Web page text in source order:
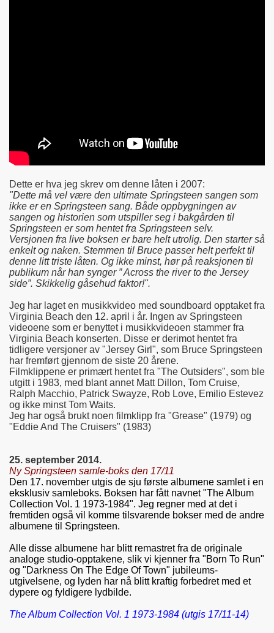
Dette er hva jeg skrev om denne låten i 2007:
"Dette må vel være den ultimate Springsteen sangen som
ikke er en Springsteen sang. Både oppbygningen av
sangen og historien som utspiller seg i bakgården til
Springsteen er som hentet fra Springsteen selv.
Versjonen fra live boksen er bare helt utrolig. Den starter så
enkelt og naken. Stemmen til Bruce passer helt perfekt til
denne litt triste låten. Og ikke minst, hør på reaksjonen til
publikum når han synger ” Across the river to the Jersey
side”. Skikkelig gåsehud faktor!".
Jeg har laget en musikkvideo med soundboard opptaket fra
Virginia Beach den 12. april i år. Ingen av Springsteen
videoene som er benyttet i musikkvideoen stammer fra
Virginia Beach konserten. Disse er derimot hentet fra
tidligere versjoner av "Jersey Girl", som Bruce Springsteen
har fremført gjennom de siste 20 årene.
Filmklippene er primært hentet fra "The Outsiders", som ble
utgitt i 1983, med blant annet Matt Dillon, Tom Cruise,
Ralph Macchio, Patrick Swayze, Rob Love, Emilio Estevez
og ikke minst Tom Waits.
Jeg har også brukt noen filmklipp fra "Grease" (1979) og
"Eddie And The Cruisers" (1983)
25. september 2014.
Ny Springsteen samle-boks den 17/11
Den 17. november utgis de sju første albumene samlet i en
eksklusiv samleboks. Boksen har fått navnet "The Album
Collection Vol. 1 1973-1984". Jeg regner med at det i
fremtiden også vil komme tilsvarende bokser med de andre
albumene til Springsteen.
Alle disse albumene har blitt remastret fra de originale
analoge studio-opptakene, slik vi kjenner fra "Born To Run"
og "Darkness On The Edge Of Town" jubileums-
utgivelsene, og lyden har nå blitt kraftig forbedret med et
dypere og fyldigere lydbilde.
The Album Collection Vol. 1 1973-1984 (utgis 17/11-14)